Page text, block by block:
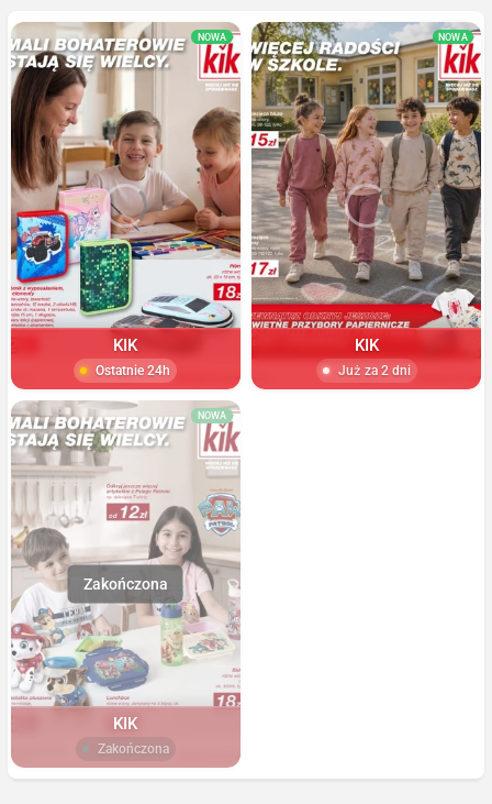
NOWA
KIK
Ostatnie 24h
NOWA
KIK
Już za 2 dni
NOWA
KIK
Zakończona